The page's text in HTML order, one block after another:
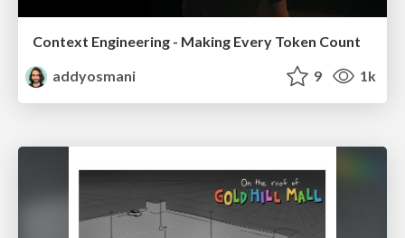
Context Engineering - Making Every Token Count
addyosmani
9 1k